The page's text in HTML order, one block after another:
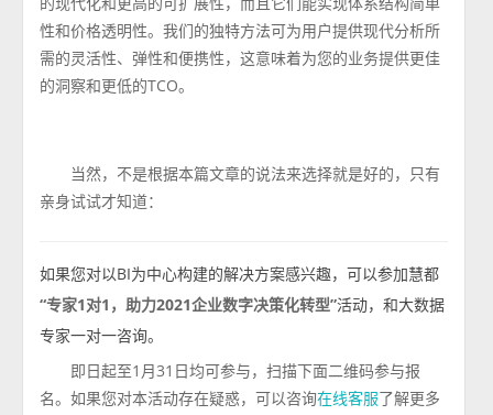
性和价格透明性。我们的独特方法可为用户提供现代分析所
需的灵活性、弹性和便携性，这意味着为您的业务提供更佳
的洞察和更低的TCO。
当然，不是根据本篇文章的说法来选择就是好的，只有
亲身试试才知道：
如果您对以BI为中心构建的解决方案感兴趣，可以参加慧都
“专家1对1，助力2021企业数字决策化转型”活动，和大数据
专家一对一咨询。
即日起至1月31日均可参与，扫描下面二维码参与报
名。如果您对本活动存在疑惑，可以咨询在线客服了解更多